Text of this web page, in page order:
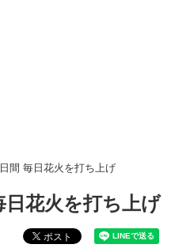
間 毎日花火を打ち上げ
日花火を打ち上げ
ポスト